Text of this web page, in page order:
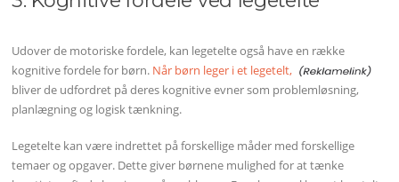
Udover de motoriske fordele, kan legetelte også have en række
kognitive fordele for børn. Når børn leger i et legetelt,
bliver de udfordret på deres kognitive evner som problemløsning,
planlægning og logisk tænkning.
Legetelte kan være indrettet på forskellige måder med forskellige
temaer og opgaver. Dette giver børnene mulighed for at tænke